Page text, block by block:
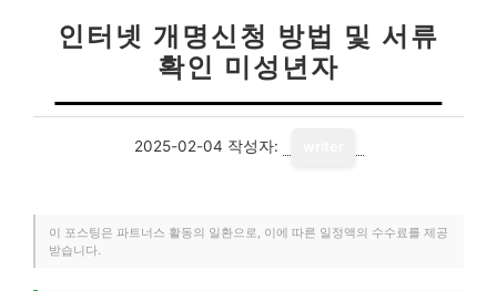
인터넷 개명신청 방법 및 서류
확인 미성년자
2025-02-04 작성자:
이 포스팅은 파트너스 활동의 일환으로, 이에 따른 일정액의 수수료를 제공
받습니다.